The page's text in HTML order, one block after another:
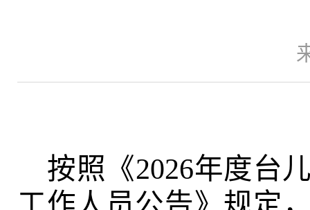
按照《2026年度台